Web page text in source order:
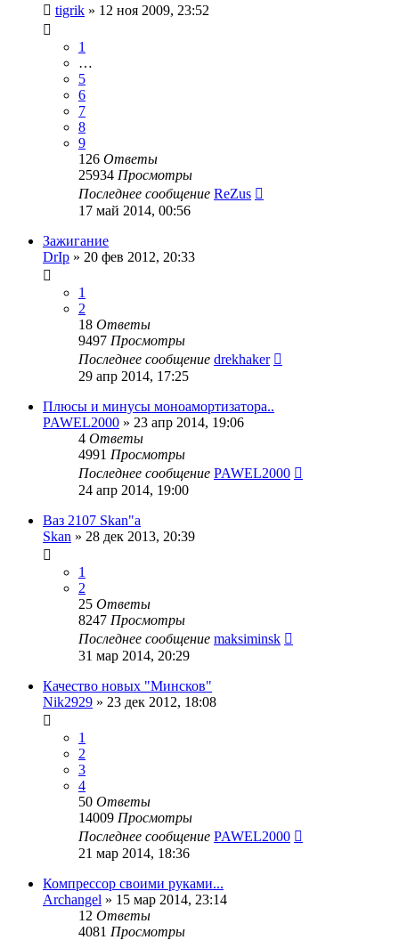
tigrik » 12 ноя 2009, 23:52
1
…
5
6
7
8
9
126 Ответы
25934 Просмотры
Последнее сообщение ReZus
17 май 2014, 00:56
Зажигание
DrIp » 20 фев 2012, 20:33
1
2
18 Ответы
9497 Просмотры
Последнее сообщение drekhaker
29 апр 2014, 17:25
Плюсы и минусы моноамортизатора..
PAWEL2000 » 23 апр 2014, 19:06
4 Ответы
4991 Просмотры
Последнее сообщение PAWEL2000
24 апр 2014, 19:00
Ваз 2107 Skan"a
Skan » 28 дек 2013, 20:39
1
2
25 Ответы
8247 Просмотры
Последнее сообщение maksiminsk
31 мар 2014, 20:29
Качество новых "Минсков"
Nik2929 » 23 дек 2012, 18:08
1
2
3
4
50 Ответы
14009 Просмотры
Последнее сообщение PAWEL2000
21 мар 2014, 18:36
Компрессор своими руками...
Archangel » 15 мар 2014, 23:14
12 Ответы
4081 Просмотры